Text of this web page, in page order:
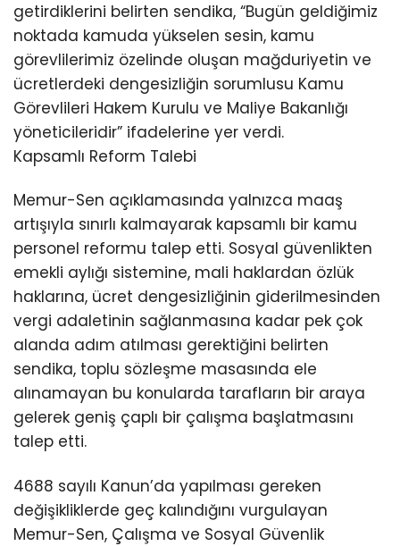
getirdiklerini belirten sendika, “Bugün geldiğimiz
noktada kamuda yükselen sesin, kamu
görevlilerimiz özelinde oluşan mağduriyetin ve
ücretlerdeki dengesizliğin sorumlusu Kamu
Görevlileri Hakem Kurulu ve Maliye Bakanlığı
yöneticileridir” ifadelerine yer verdi.
Kapsamlı Reform Talebi
Memur-Sen açıklamasında yalnızca maaş
artışıyla sınırlı kalmayarak kapsamlı bir kamu
personel reformu talep etti. Sosyal güvenlikten
emekli aylığı sistemine, mali haklardan özlük
haklarına, ücret dengesizliğinin giderilmesinden
vergi adaletinin sağlanmasına kadar pek çok
alanda adım atılması gerektiğini belirten
sendika, toplu sözleşme masasında ele
alınamayan bu konularda tarafların bir araya
gelerek geniş çaplı bir çalışma başlatmasını
talep etti.
4688 sayılı Kanun’da yapılması gereken
değişikliklerde geç kalındığını vurgulayan
Memur-Sen, Çalışma ve Sosyal Güvenlik